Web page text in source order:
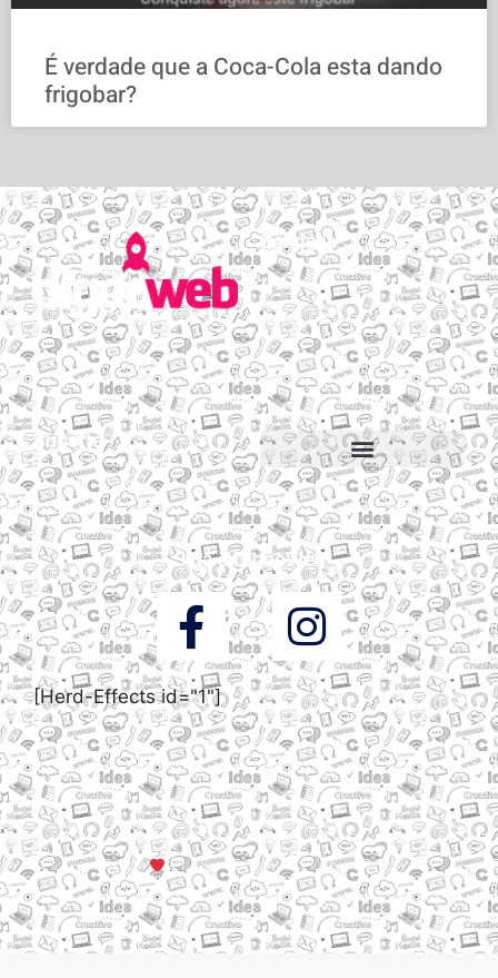
É verdade que a Coca-Cola esta dando
frigobar?
Serviços
Email personalizado
Hospedagem de Sites
Migração de sites e e-mails
Construtor de sites
Suporte
Suporte via Whats
Siga a DigooWeb
[Herd-Effects id="1"]
© Todos os direitos reservados a DigooWeb Gramado, RS |
Servidores em Dallas, TX
Criado com muito em Gramado, Serra Gaúcha